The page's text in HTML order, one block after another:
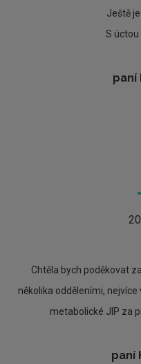
Ještě
S úctou
paní
Chtěla bych poděkovat
několika odděleními,
metabolické JIP za
paní